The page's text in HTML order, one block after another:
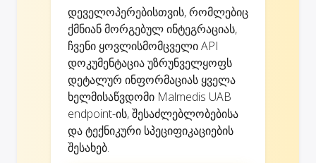
დეველოპერებისთვის, რომლებიც
ქმნიან მორგებულ ინტეგრაციას,
ჩვენი ყოვლისმომცველი API
დოკუმენტაცია უზრუნველყოფს
დეტალურ ინფორმაციას ყველა
ხელმისაწვდომი Malmedis UAB
endpoint-ის, შესაძლებლობებისა
და ტექნიკური სპეციფიკაციების
შესახებ.